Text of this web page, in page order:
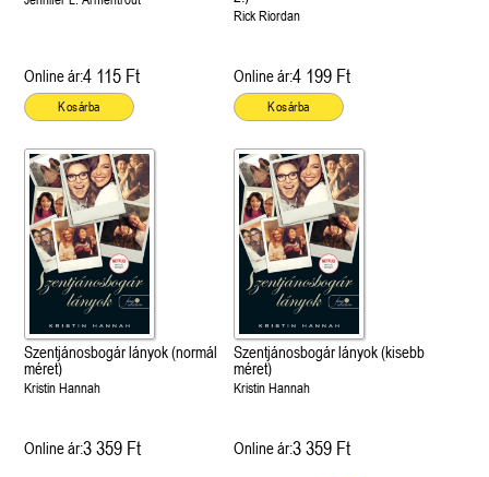
Online ár:4 115 Ft
Kosárba
Rick Riordan
Online ár:4 199 Ft
Kosárba
Szentjánosbogár lányok (normál
méret)
Kristin Hannah
Online ár:3 359 Ft
Szentjánosbogár lányok (kisebb
méret)
Kristin Hannah
Online ár:3 359 Ft